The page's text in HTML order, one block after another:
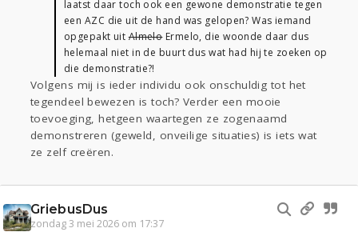
laatst daar toch ook een gewone demonstratie tegen
een AZC die uit de hand was gelopen? Was iemand
opgepakt uitAlmeloErmelo, die woonde daar dus
helemaal niet in de buurt dus wat had hij te zoeken op
die demonstratie?!
Volgens mij is ieder individu ook onschuldig tot het
tegendeel bewezen is toch? Verder een mooie
toevoeging, hetgeen waartegen ze zogenaamd
demonstreren (geweld, onveilige situaties) is iets wat
ze zelf creëren.
GriebusDus
zondag 3 mei 2026 om 17:37